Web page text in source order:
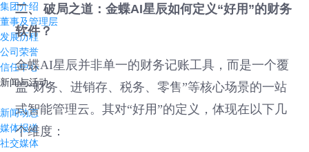
集团介绍
董事及管理层
发展历程
公司荣誉
信任中心
新闻与活动
新闻动态
媒体报道
社交媒体
二、 破局之道：金蝶AI星辰如何定义“好用”的财务
软件？
金蝶AI星辰并非单一的财务记账工具，而是一个覆
盖“财务、进销存、税务、零售”等核心场景的一站
式智能管理云。其对“好用”的定义，体现在以下几
个维度：